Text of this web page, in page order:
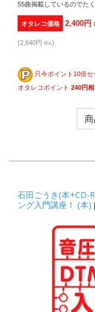
55曲掲載しているのでたく
オタレコ価格 2,400円
(2,640円 税込)
只今ポイント10倍セ
オタレコポイント 240円
石田ごうき(本+CD-
ング入門講座！ (本)